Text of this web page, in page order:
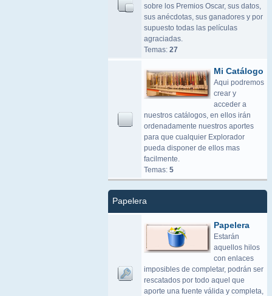
sobre los Premios Oscar, sus datos,
sus anécdotas, sus ganadores y por
supuesto todas las películas
agraciadas.
Temas: 27
Mi Catálogo
Aqui podremos
crear y
acceder a
nuestros catálogos, en ellos irán
ordenadamente nuestros aportes
para que cualquier Explorador
pueda disponer de ellos mas
facilmente.
Temas: 5
Papelera
Papelera
Estarán
aquellos hilos
con enlaces
imposibles de completar, podrán ser
rescatados por todo aquel que
aporte una fuente válida y completa,